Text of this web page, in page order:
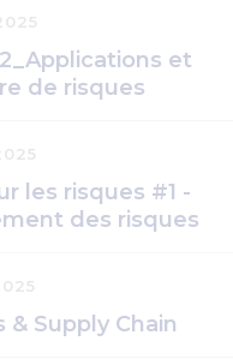
et
de risques
les risques #1 -
des risques
& Supply Chain